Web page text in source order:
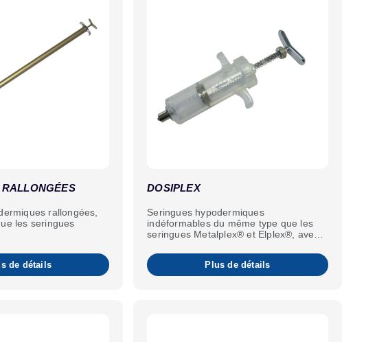
rallongées,
les seringues
de détails
DOSIPLEX
Seringues hypodermiques
indéformables du même type que les
seringues Metalplex® et Elplex®, avec
Plus de détails